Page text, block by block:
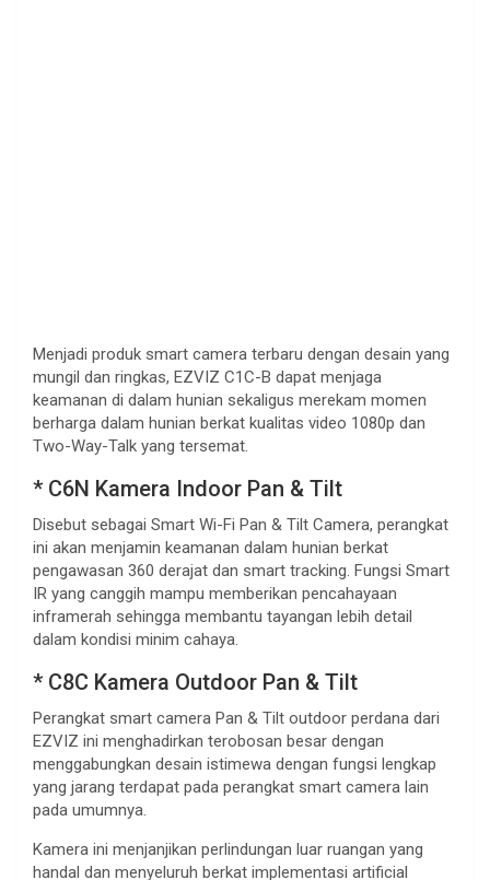
Menjadi produk smart camera terbaru dengan desain yang
mungil dan ringkas, EZVIZ C1C-B dapat menjaga
keamanan di dalam hunian sekaligus merekam momen
berharga dalam hunian berkat kualitas video 1080p dan
Two-Way-Talk yang tersemat.
* C6N Kamera Indoor Pan & Tilt
Disebut sebagai Smart Wi-Fi Pan & Tilt Camera, perangkat
ini akan menjamin keamanan dalam hunian berkat
pengawasan 360 derajat dan smart tracking. Fungsi Smart
IR yang canggih mampu memberikan pencahayaan
inframerah sehingga membantu tayangan lebih detail
dalam kondisi minim cahaya.
* C8C Kamera Outdoor Pan & Tilt
Perangkat smart camera Pan & Tilt outdoor perdana dari
EZVIZ ini menghadirkan terobosan besar dengan
menggabungkan desain istimewa dengan fungsi lengkap
yang jarang terdapat pada perangkat smart camera lain
pada umumnya.
Kamera ini menjanjikan perlindungan luar ruangan yang
handal dan menyeluruh berkat implementasi artificial